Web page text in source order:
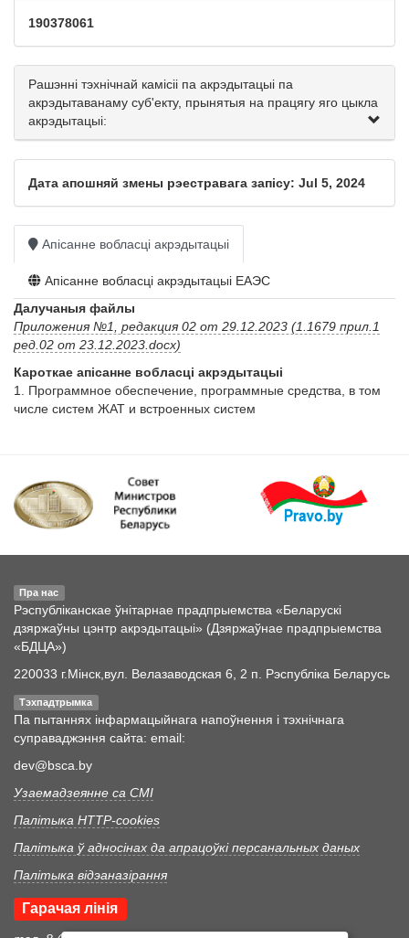
190378061
Рашэнні тэхнічнай камісіі па акрэдытацыі па
акрэдытаванаму суб'екту, прынятыя на працягу яго цыкла
акрэдытацыі:
Дата апошняй змены рэестравага запісу: Jul 5, 2024
Апісанне вобласці акрэдытацыі
Апісанне вобласці акрэдытацыі ЕАЭС
Далучаныя файлы
Приложения №1, редакция 02 от 29.12.2023 (1.1679 прил.1
ред.02 от 23.12.2023.docx)
Кароткае апісанне вобласці акрэдытацыі
1. Программное обеспечение, программные средства, в том
числе систем ЖАТ и встроенных систем
Пра нас
Рэспубліканскае ўнітарнае прадпрыемства «Беларускі
дзяржаўны цэнтр акрэдытацыі» (Дзяржаўнае прадпрыемства
«БДЦА»)
220033 г.Мінск,вул. Велазаводская 6, 2 п. Рэспубліка Беларусь
Тэхпадтрымка
Па пытаннях інфармацыйнага напоўнення і тэхнічнага
суправаджэння сайта: email:
dev@bsca.by
Узаемадзеянне са СМІ
Палітыка HTTP-cookies
Палітыка ў адносінах да апрацоўкі персанальных даных
Палітыка відэаназірання
Гарачая лінія